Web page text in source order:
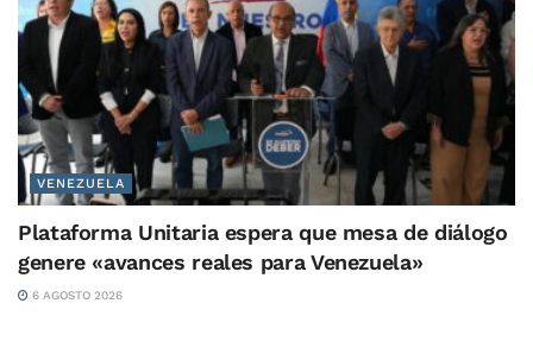
VENEZUELA
Plataforma Unitaria espera que mesa de diálogo
genere «avances reales para Venezuela»
6 AGOSTO 2026